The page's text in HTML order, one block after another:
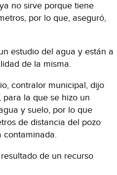
no sirve porque tiene
por lo que, aseguró,
estudio del agua y están a
de la misma.
contralor municipal, dijo
la que se hizo un
y suelo, por lo que
de distancia del pozo
contaminada.
de un recurso